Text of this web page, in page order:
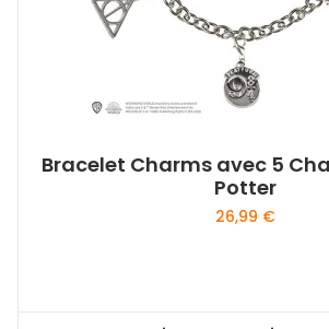
page
du
produit
Bracelet Charms avec 5
Potter
26,99 €